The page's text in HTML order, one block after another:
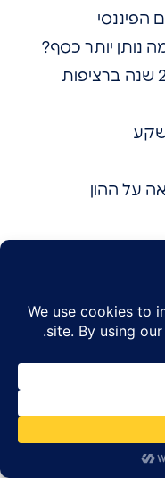
הפיננסי
של מניה?
בתיק שלך
אבל בעצם